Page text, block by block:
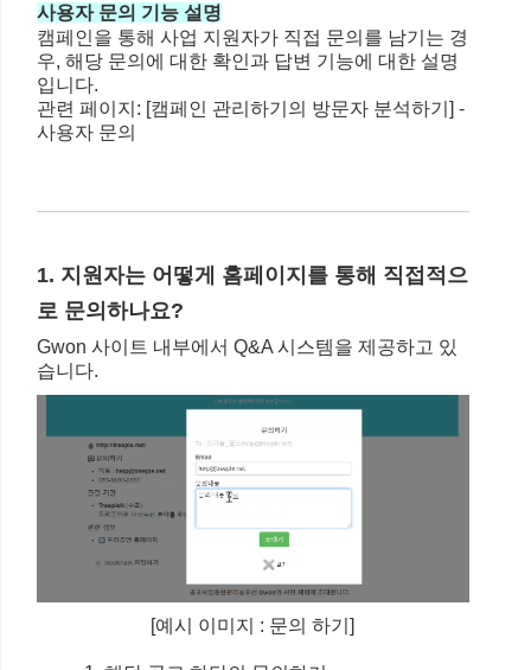
사용자 문의 기능 설명
캠페인을 통해 사업 지원자가 직접 문의를 남기는 경
우, 해당 문의에 대한 확인과 답변 기능에 대한 설명
입니다.
관련 페이지: [캠페인 관리하기의 방문자 분석하기] -
사용자 문의
1. 지원자는 어떻게 홈페이지를 통해 직접적으
로 문의하나요?
Gwon 사이트 내부에서 Q&A 시스템을 제공하고 있
습니다.
[예시 이미지 : 문의 하기]